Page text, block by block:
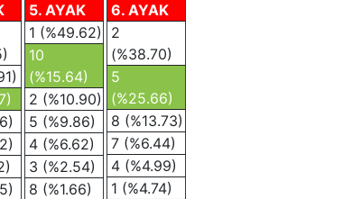
5. AYAK
1 (%49.62)
10
(%15.64)
2 (%10.90)
5 (%9.86)
4 (%6.62)
3 (%2.54)
8 (%1.66)
6. AYAK
2
(%38.70)
5
(%25.66)
8 (%13.73)
7 (%6.44)
4 (%4.99)
1 (%4.74)